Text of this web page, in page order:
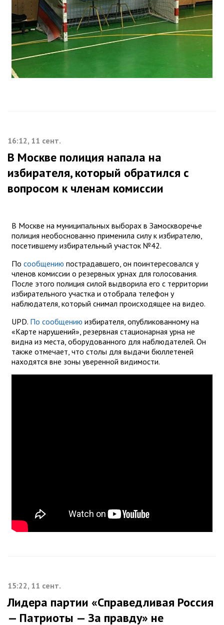
16:12, 11 сент.
В Москве полиция напала на
избирателя, который обратился с
вопросом к членам комиссии
В Москве на муниципальных выборах в Замоскворечье
полиция необоснованно применила силу к избирателю,
посетившему избирательный участок №42.
По сообщению пострадавшего, он поинтересовался у
членов комиссии о резервных урнах для голосования.
После этого полиция силой выдворила его с территории
избирательного участка и отобрала телефон у
наблюдателя, который снимал происходящее на видео.
UPD. По сообщению избирателя, опубликованному на
«Карте нарушений», резервная стационарная урна не
видна из места, оборудованного для наблюдателей. Он
также отмечает, что столы для выдачи бюллетеней
находятся вне зоны уверенной видимости.
15:22, 11 сент.
Лидера партии «Справедливая Россия
— Патриоты — За правду» не